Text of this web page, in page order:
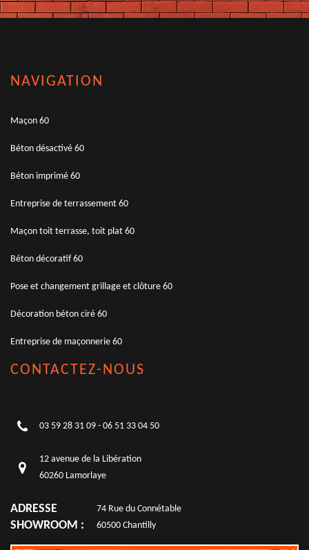
NAVIGATION
Maçon 60
Béton désactivé 60
Béton imprimé 60
Entreprise de terrassement 60
Maçon toit terrasse, toit plat 60
Béton décoratif 60
Pose et changement grillage et clôture 60
Décoration béton ciré 60
Entreprise de maçonnerie 60
CONTACTEZ-NOUS
03 59 28 31 09 - 06 51 33 04 50
12 avenue de la Libération
60260 Lamorlaye
ADRESSE
SHOWROOM :
74 Rue du Connétable
60500 Chantilly